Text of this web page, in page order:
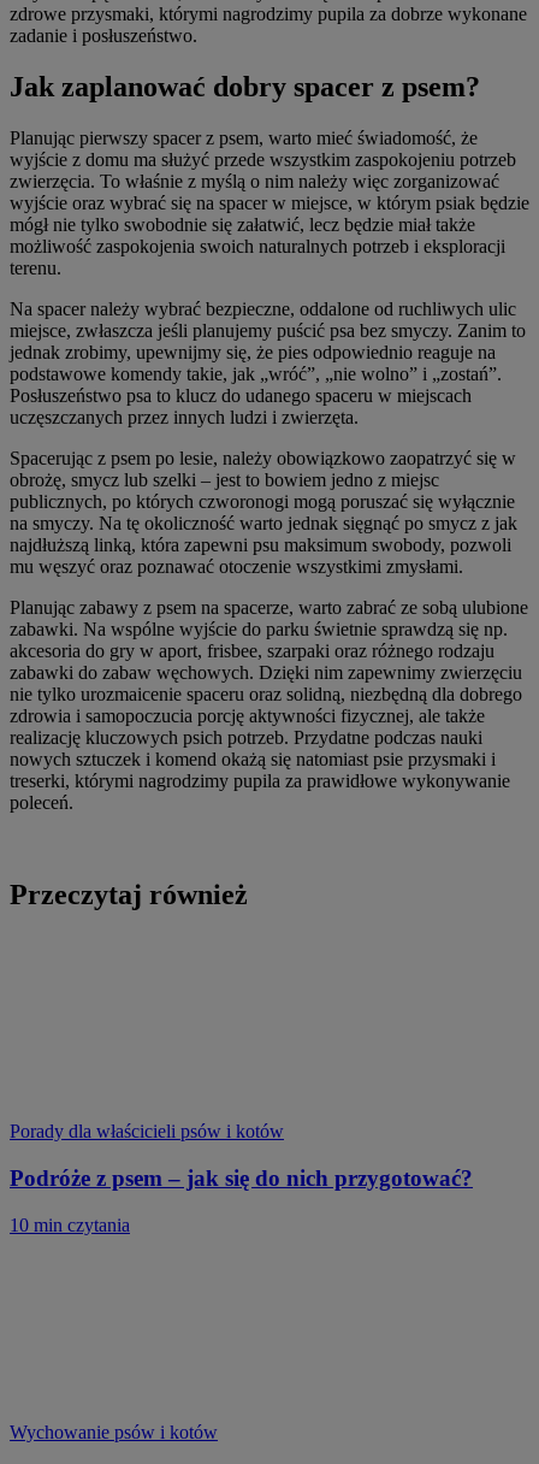
zdrowe przysmaki, którymi nagrodzimy pupila za dobrze wykonane
zadanie i posłuszeństwo.
Jak zaplanować dobry spacer z psem?
Planując pierwszy spacer z psem, warto mieć świadomość, że
wyjście z domu ma służyć przede wszystkim zaspokojeniu potrzeb
zwierzęcia. To właśnie z myślą o nim należy więc zorganizować
wyjście oraz wybrać się na spacer w miejsce, w którym psiak będzie
mógł nie tylko swobodnie się załatwić, lecz będzie miał także
możliwość zaspokojenia swoich naturalnych potrzeb i eksploracji
terenu.
Na spacer należy wybrać bezpieczne, oddalone od ruchliwych ulic
miejsce, zwłaszcza jeśli planujemy puścić psa bez smyczy. Zanim to
jednak zrobimy, upewnijmy się, że pies odpowiednio reaguje na
podstawowe komendy takie, jak „wróć”, „nie wolno” i „zostań”.
Posłuszeństwo psa to klucz do udanego spaceru w miejscach
uczęszczanych przez innych ludzi i zwierzęta.
Spacerując z psem po lesie, należy obowiązkowo zaopatrzyć się w
obrożę, smycz lub szelki – jest to bowiem jedno z miejsc
publicznych, po których czworonogi mogą poruszać się wyłącznie
na smyczy. Na tę okoliczność warto jednak sięgnąć po smycz z jak
najdłuższą linką, która zapewni psu maksimum swobody, pozwoli
mu węszyć oraz poznawać otoczenie wszystkimi zmysłami.
Planując zabawy z psem na spacerze, warto zabrać ze sobą ulubione
zabawki. Na wspólne wyjście do parku świetnie sprawdzą się np.
akcesoria do gry w aport, frisbee, szarpaki oraz różnego rodzaju
zabawki do zabaw węchowych. Dzięki nim zapewnimy zwierzęciu
nie tylko urozmaicenie spaceru oraz solidną, niezbędną dla dobrego
zdrowia i samopoczucia porcję aktywności fizycznej, ale także
realizację kluczowych psich potrzeb. Przydatne podczas nauki
nowych sztuczek i komend okażą się natomiast psie przysmaki i
treserki, którymi nagrodzimy pupila za prawidłowe wykonywanie
poleceń.
Przeczytaj również
Porady dla właścicieli psów i kotów
Podróże z psem – jak się do nich przygotować?
10 min czytania
Wychowanie psów i kotów